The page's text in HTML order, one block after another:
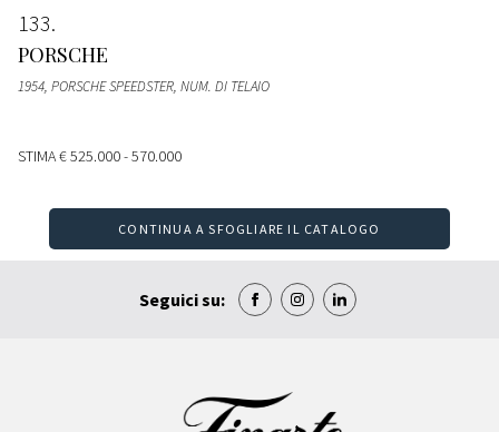
133
PORSCHE
1954, PORSCHE SPEEDSTER, NUM. DI TELAIO
STIMA€ 525.000 - 570.000
CONTINUA A SFOGLIARE IL CATALOGO
Seguici su: